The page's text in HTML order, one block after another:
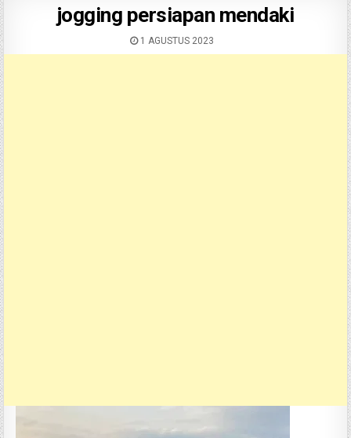
jogging persiapan mendaki
1 AGUSTUS 2023